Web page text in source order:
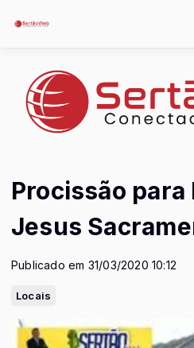
Procissão para
Jesus
Publicado em 31/03/2020 10:12
Locais